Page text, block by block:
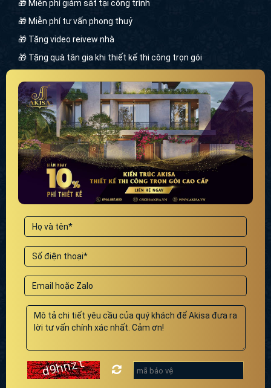
🎁 Miễn phí giám sát tại công trình
🎁 Miễn phí tư vấn phong thuỷ
🎁 Tặng video reivew nhà
🎁 Tặng quà tân gia khi thiết kế thi công trọn gói